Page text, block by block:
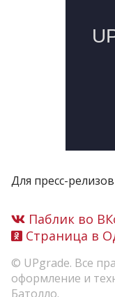
Для пресс-
Паблик во
Страница в
© UPgrade. Все
оформление и
Батолло.